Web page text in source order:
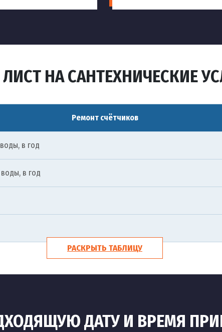
НА САНТЕХНИЧЕСКИЕ
Ремонт счётчиков
в год
в год
РАСКРЫТЬ ТАБЛИЦУ
ДАТУ И ВРЕМЯ